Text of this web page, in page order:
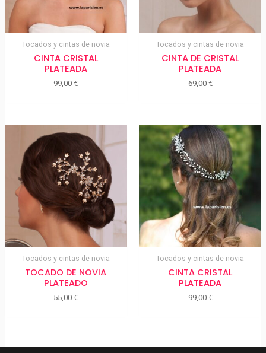
Tocados y cintas de novia
CINTA CRISTAL
PLATEADA
99,00€
Tocados y cintas de novia
CINTA DE CRISTAL
PLATEADA
69,00 €
Tocados y cintas de novia
TOCADO DE NOVIA
PLATEADO
55,00€
Tocados y cintas de novia
CINTA CRISTAL
PLATEADA
99,00 €